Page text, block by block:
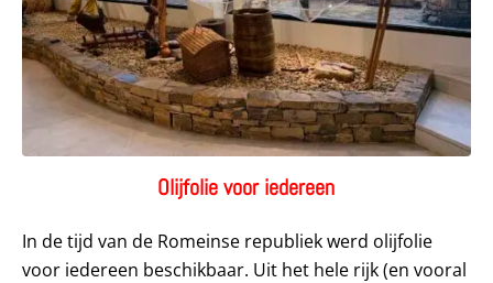
Olijfolie voor iedereen
In de tijd van de Romeinse republiek werd olijfolie
voor iedereen beschikbaar. Uit het hele rijk (en vooral